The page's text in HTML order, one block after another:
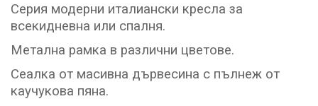
Серия модерни италиански кресла за
всекидневна или спалня.
Метална рамка в различни цветове.
Сеалка от масивна дървесина с пълнеж от
каучукова пяна.